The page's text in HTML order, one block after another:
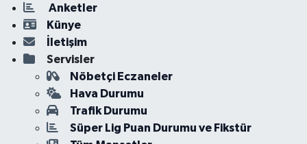
Anketler
Künye
İletişim
Servisler
Nöbetçi Eczaneler
Hava Durumu
Trafik Durumu
Süper Lig Puan Durumu ve Fikstür